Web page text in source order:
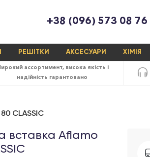
+38 (096) 573 08 76
РЕШІТКИ АКСЕСУАРИ ХІМІЯ
ассортимент, висока якість і
надійність гарантовано
CLASSIC
вставка Aflamo